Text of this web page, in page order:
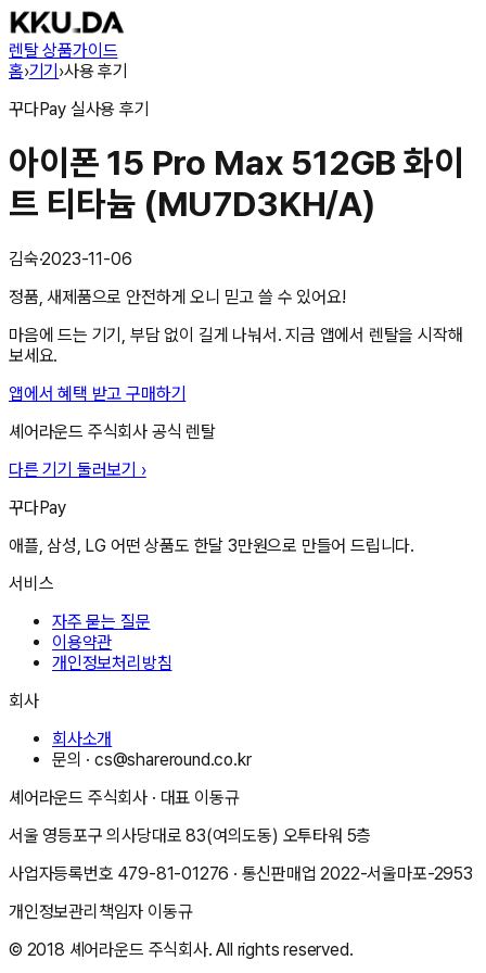
렌탈 상품가이드
홈›기기›사용 후기
꾸다Pay 실사용 후기
아이폰 15 Pro Max 512GB 화이
트 티타늄 (MU7D3KH/A)
김숙·2023-11-06
정품, 새제품으로 안전하게 오니 믿고 쓸 수 있어요!
마음에 드는 기기, 부담 없이 길게 나눠서. 지금 앱에서 렌탈을 시작해
보세요.
앱에서 혜택 받고 구매하기
셰어라운드 주식회사 공식 렌탈
다른 기기 둘러보기 ›
꾸다Pay
애플, 삼성, LG 어떤 상품도 한달 3만원으로 만들어 드립니다.
서비스
자주 묻는 질문
이용약관
개인정보처리방침
회사
회사소개
문의 ·cs@shareround.co.kr
셰어라운드 주식회사 · 대표 이동규
서울 영등포구 의사당대로 83(여의도동) 오투타워 5층
사업자등록번호 479-81-01276 · 통신판매업2022-서울마포-2953
개인정보관리책임자 이동규
© 2018 셰어라운드 주식회사. All rights reserved.